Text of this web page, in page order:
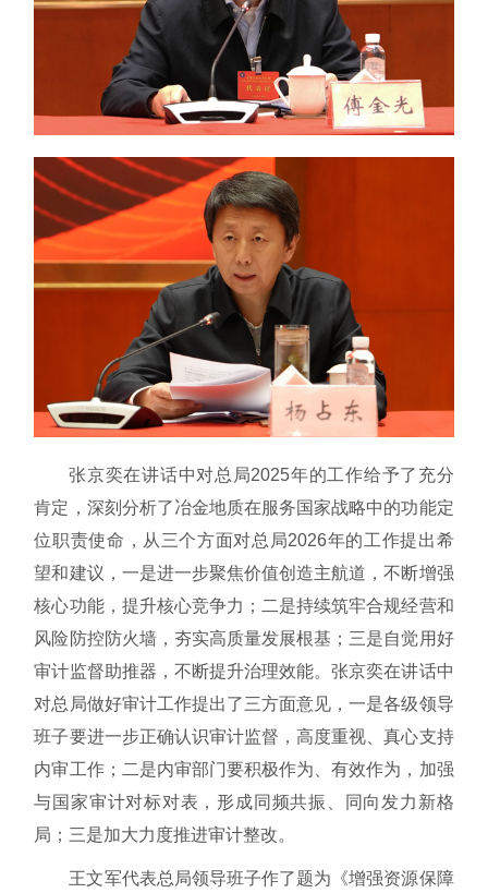
张京奕在讲话中对总局2025年的工作给予了充分
肯定，深刻分析了冶金地质在服务国家战略中的功能定
位职责使命，从三个方面对总局2026年的工作提出希
望和建议，一是进一步聚焦价值创造主航道，不断增强
核心功能，提升核心竞争力；二是持续筑牢合规经营和
风险防控防火墙，夯实高质量发展根基；三是自觉用好
审计监督助推器，不断提升治理效能。张京奕在讲话中
对总局做好审计工作提出了三方面意见，一是各级领导
班子要进一步正确认识审计监督，高度重视、真心支持
内审工作；二是内审部门要积极作为、有效作为，加强
与国家审计对标对表，形成同频共振、同向发力新格
局；三是加大力度推进审计整改。
王文军代表总局领导班子作了题为《增强资源保障